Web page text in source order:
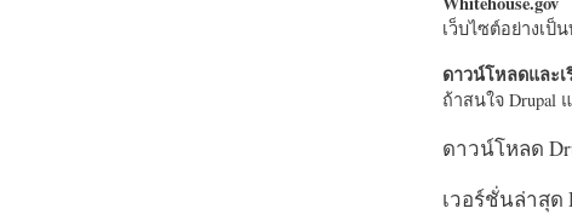
เว็บไซต์อย่างเป็
ดาวน์โหลดและ
ถ้าสนใจ Drupal
ดาวน์โหลด
เวอร์ชั่นล่าสุด